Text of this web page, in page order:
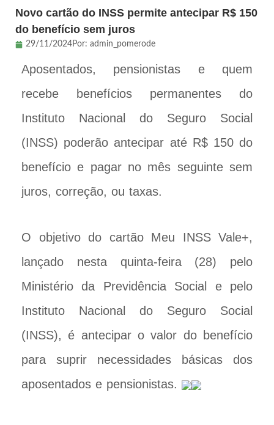
Novo cartão do INSS permite antecipar R$ 150
do benefício sem juros
29/11/2024Por: admin_pomerode
Aposentados, pensionistas e quem
recebe benefícios permanentes do
Instituto Nacional do Seguro Social
(INSS) poderão antecipar até R$ 150 do
benefício e pagar no mês seguinte sem
juros, correção, ou taxas.
O objetivo do cartão Meu INSS Vale+,
lançado nesta quinta-feira (28) pelo
Ministério da Previdência Social e pelo
Instituto Nacional do Seguro Social
(INSS), é antecipar o valor do benefício
para suprir necessidades básicas dos
aposentados e pensionistas.